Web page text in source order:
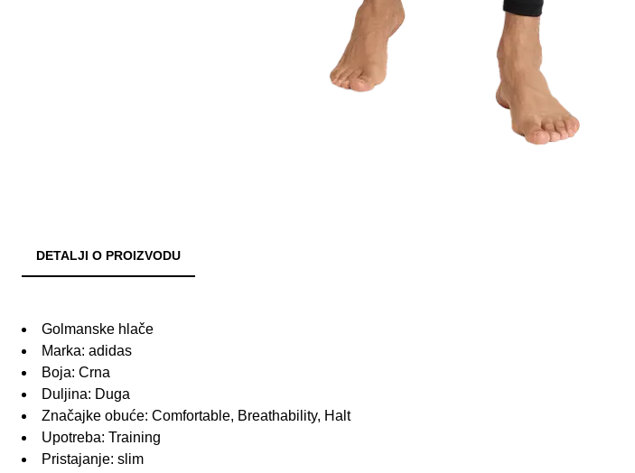
DETALJI O PROIZVODU
Golmanske hlače
Marka: adidas
Boja: Crna
Duljina: Duga
Značajke obuće: Comfortable, Breathability, Halt
Upotreba: Training
Pristajanje: slim